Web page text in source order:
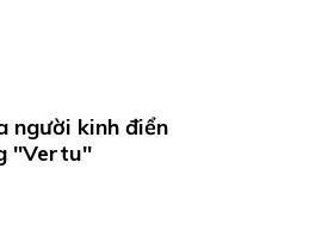
người kinh điển
''Vertu''